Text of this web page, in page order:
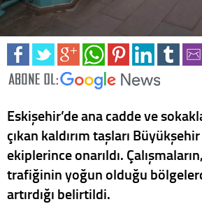
Eskişehir’de ana cadde ve
çıkan kaldırım taşları
ekiplerince onarıldı.
trafiğinin yoğun olduğu
artırdığı belirtildi.